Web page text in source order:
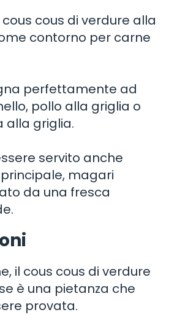
cous cous di verdure alla
contorno per carne
perfettamente ad
pollo alla griglia o
alla griglia.
servito anche
magari
da una fresca
il cous cous di verdure
è una pietanza che
provata.